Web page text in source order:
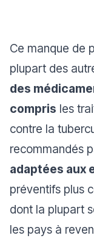
Ce manque de
plupart des
des
compris les
contre la
recommandés
adaptées aux
préventifs plus
dont la plupart
les pays à